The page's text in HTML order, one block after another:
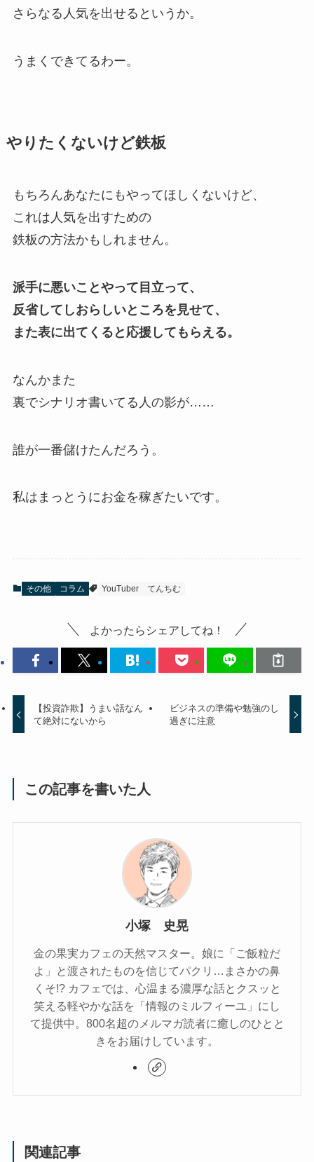
さらなる人気を出せるというか。
うまくできてるわー。
やりたくないけど鉄板
もちろんあなたにもやってほしくないけど、
これは人気を出すための
鉄板の方法かもしれません。
派手に悪いことやって目立って、
反省してしおらしいところを見せて、
また表に出てくると応援してもらえる。
なんかまた
裏でシナリオ書いてる人の影が……
誰が一番儲けたんだろう。
私はまっとうにお金を稼ぎたいです。
その他 コラム YouTuber てんちむ
よかったらシェアしてね！
【投資詐欺】うまい話なん
て絶対にないから
ビジネスの準備や勉強のし
過ぎに注意
この記事を書いた人
小塚 史晃
金の果実カフェの天然マスター。娘に「ご飯粒だ
よ」と渡されたものを信じてパクリ…まさかの鼻
くそ!? カフェでは、心温まる濃厚な話とクスッと
笑える軽やかな話を「情報のミルフィーユ」にし
て提供中。800名超のメルマガ読者に癒しのひとと
きをお届けしています。
関連記事